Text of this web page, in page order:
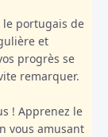
le portugais de
et
progrès se
remarquer.
! Apprenez le
vous amusant